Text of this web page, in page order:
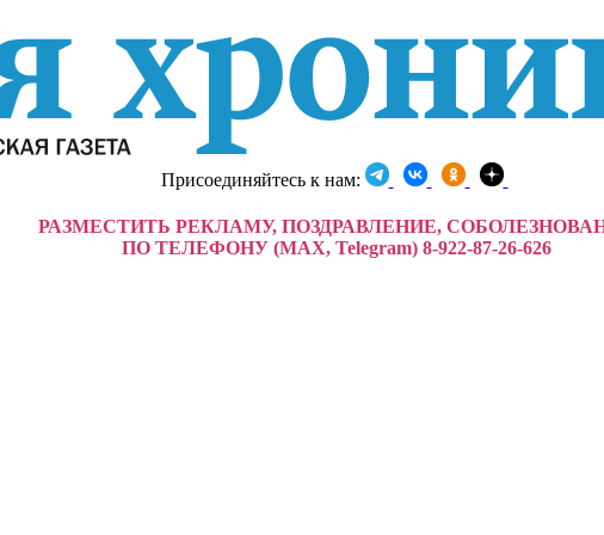
Присоединяйтесь к нам:
РАЗМЕСТИТЬ РЕКЛАМУ, ПОЗДРАВЛЕНИЕ,
ПО ТЕЛЕФОНУ (MAX, Telegram) 8-922-87-26-626